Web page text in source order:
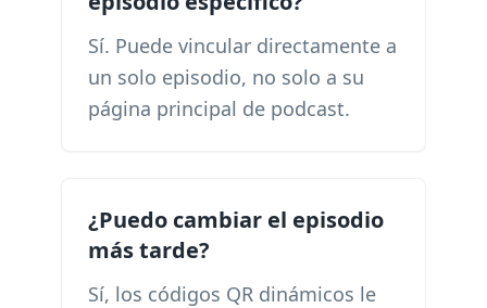
Sí. Puede vincular directamente a
un solo episodio, no solo a su
página principal de podcast.
¿Puedo cambiar el episodio
más tarde?
Sí, los códigos QR dinámicos le